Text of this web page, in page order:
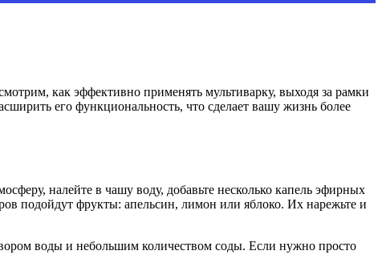
как эффективно применять мультиварку, выходя за рамки
его функциональность, что сделает вашу жизнь более
налейте в чашу воду, добавьте несколько капель эфирных
подойдут фрукты: апельсин, лимон или яблоко. Их нарежьте и
воды и небольшим количеством соды. Если нужно просто